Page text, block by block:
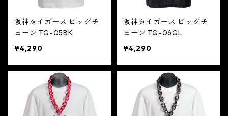
阪神タイガース ビッグチ
ェーン TG-05BK
¥4,290
阪神タイガース ビッグチ
ェーン TG-06GL
¥4,290